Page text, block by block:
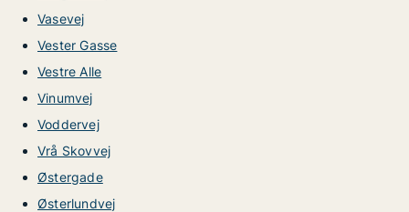
Vasevej
Vester Gasse
Vestre Alle
Vinumvej
Voddervej
Vrå Skovvej
Østergade
Østerlundvej